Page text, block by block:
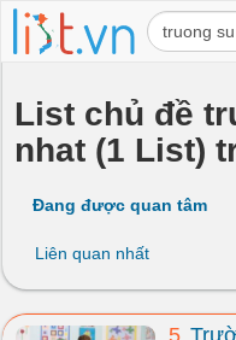
List chủ đề
nhat (1 List)
Đang được quan tâm
Liên quan nhất
5